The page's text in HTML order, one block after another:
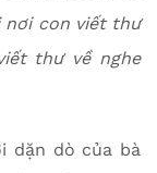
nơi con viết thư
thư về nghe
dặn dò của bà